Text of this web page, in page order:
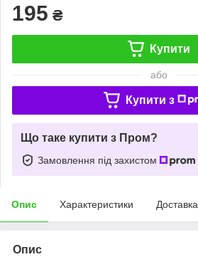
195 ₴
Купити
або
Купити з
Що таке купити з Пром?
Замовлення під захистом
Опис Характеристики Доставка
Опис